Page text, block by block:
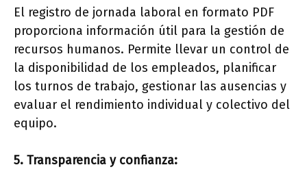
El registro de jornada laboral en formato PDF
proporciona información útil para la gestión de
recursos humanos. Permite llevar un control de
la disponibilidad de los empleados, planificar
los turnos de trabajo, gestionar las ausencias y
evaluar el rendimiento individual y colectivo del
equipo.
5. Transparencia y confianza: